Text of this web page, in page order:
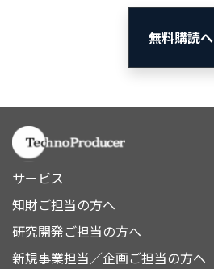
無料購読へ
サービス
知財ご担当の方へ
研究開発ご担当の方へ
新規事業担当／企画ご担当の方へ